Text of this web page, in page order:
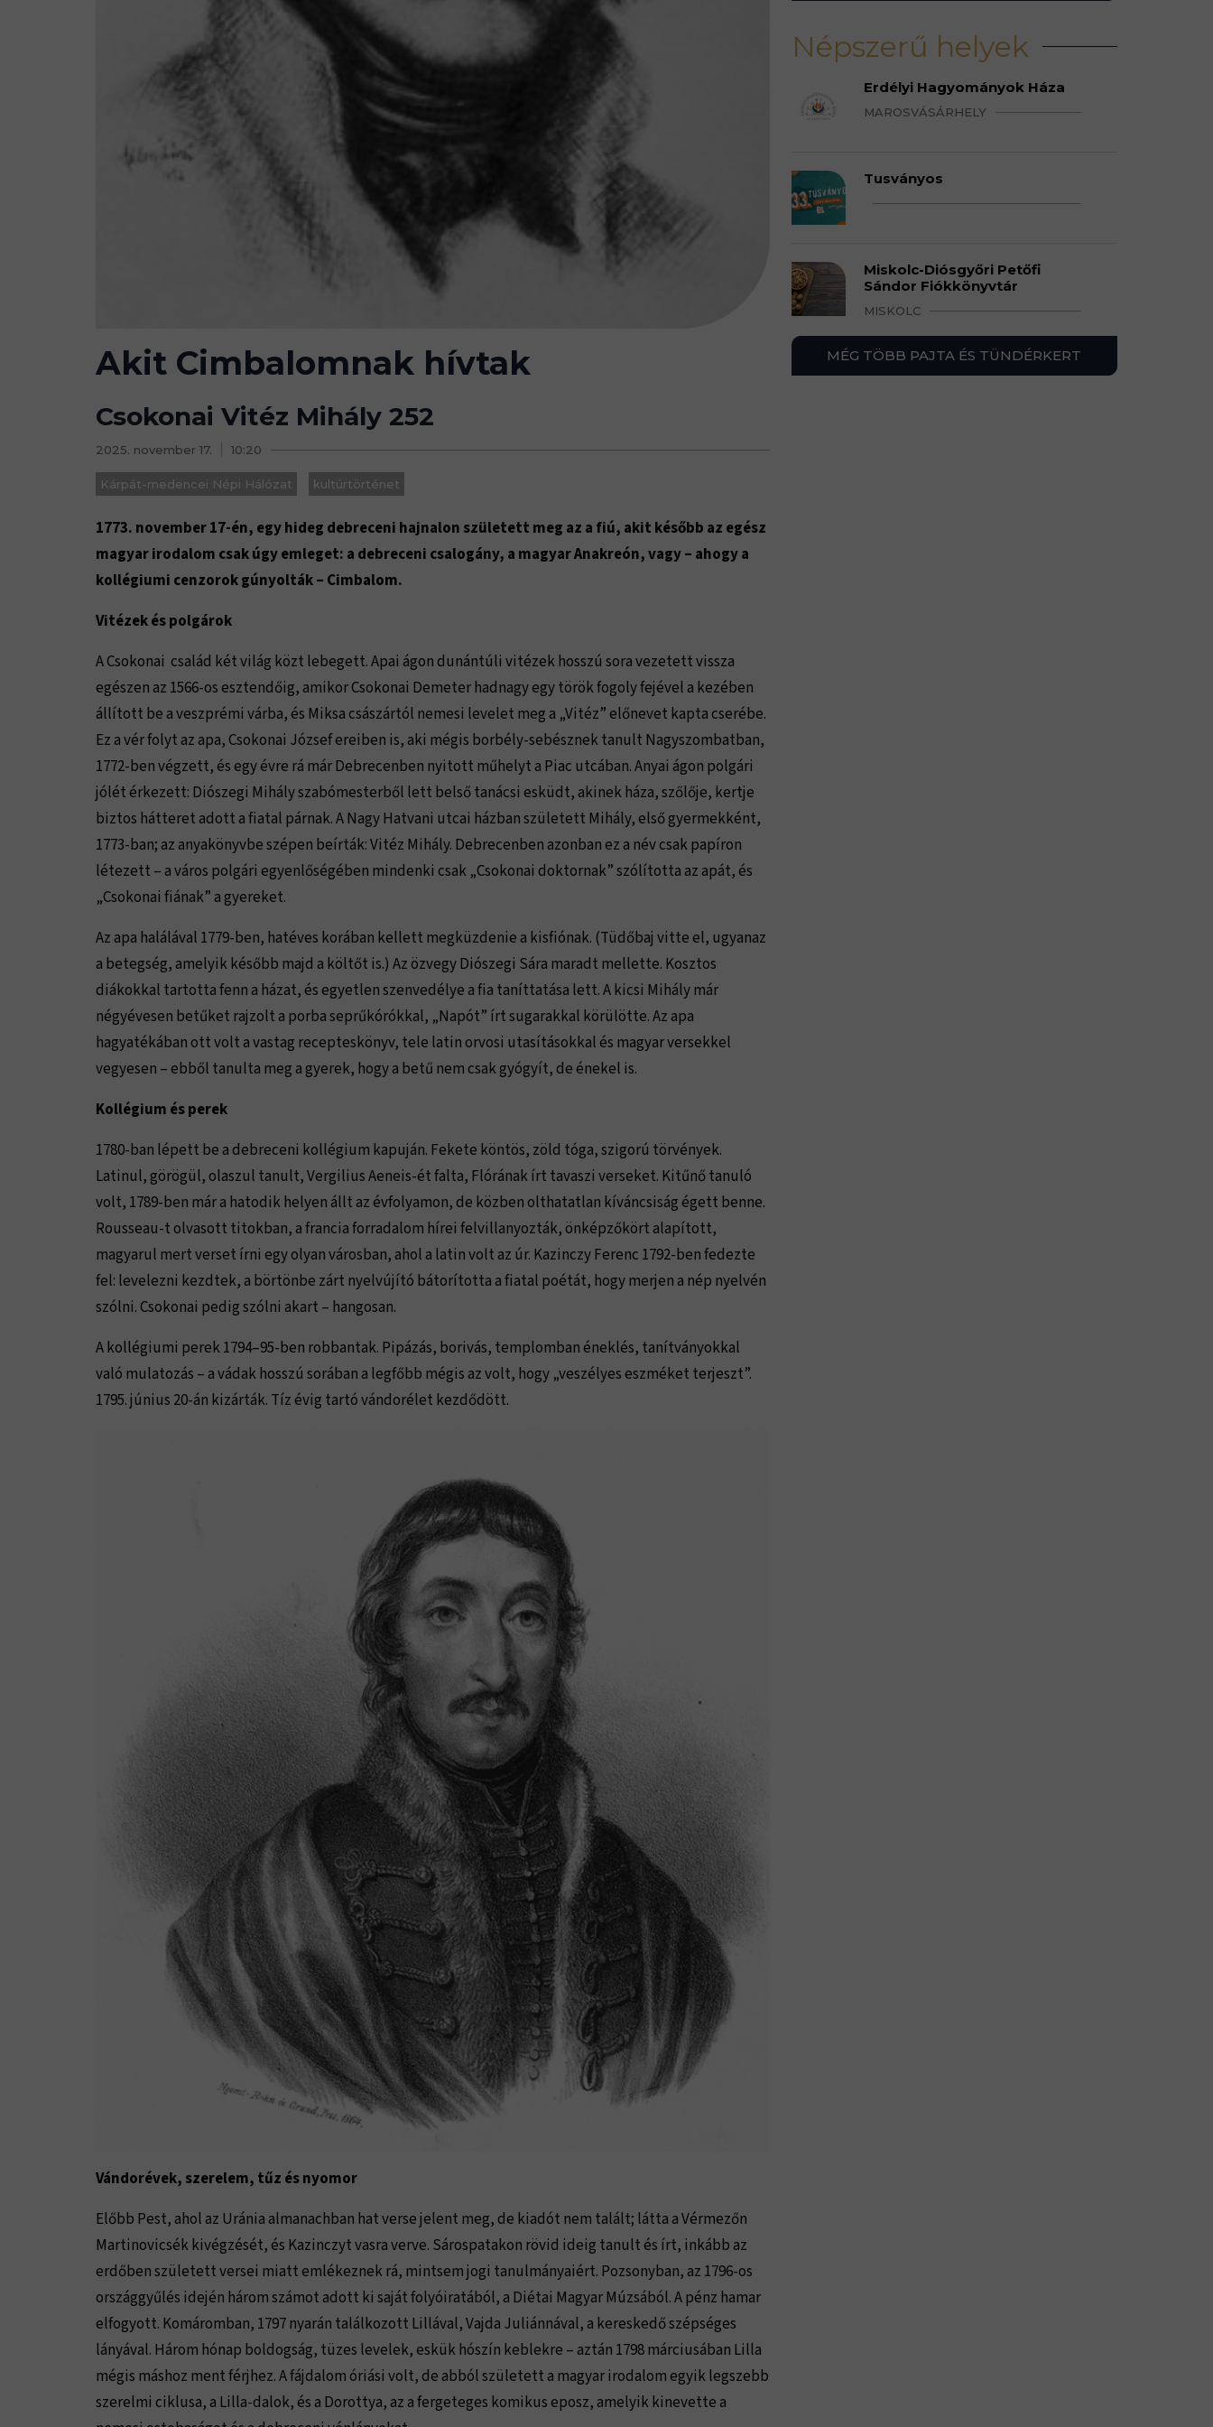
Akit Cimbalomnak hívtak
Csokonai Vitéz Mihály 252
2025. november 17. 10:20
Kárpát-medencei Népi Hálózat kultúrtörténet
1773. november 17-én, egy hideg debreceni hajnalon született meg az a fiú, akit később az egész
magyar irodalom csak úgy emleget: a debreceni csalogány, a magyar Anakreón, vagy – ahogy a
kollégiumi cenzorok gúnyolták – Cimbalom.
Vitézek és polgárok
A Csokonai család két világ közt lebegett. Apai ágon dunántúli vitézek hosszú sora vezetett vissza
egészen az 1566-os esztendőig, amikor Csokonai Demeter hadnagy egy török fogoly fejével a kezében
állított be a veszprémi várba, és Miksa császártól nemesi levelet meg a „Vitéz” előnevet kapta cserébe.
Ez a vér folyt az apa, Csokonai József ereiben is, aki mégis borbély-sebésznek tanult Nagyszombatban,
1772-ben végzett, és egy évre rá már Debrecenben nyitott műhelyt a Piac utcában. Anyai ágon polgári
jólét érkezett: Diószegi Mihály szabómesterből lett belső tanácsi esküdt, akinek háza, szőlője, kertje
biztos hátteret adott a fiatal párnak. A Nagy Hatvani utcai házban született Mihály, első gyermekként,
1773-ban; az anyakönyvbe szépen beírták: Vitéz Mihály. Debrecenben azonban ez a név csak papíron
létezett – a város polgári egyenlőségében mindenki csak „Csokonai doktornak” szólította az apát, és
„Csokonai fiának” a gyereket.
Az apa halálával 1779-ben, hatéves korában kellett megküzdenie a kisfiónak. (Tüdőbaj vitte el, ugyanaz
a betegség, amelyik később majd a költőt is.) Az özvegy Diószegi Sára maradt mellette. Kosztos
diákokkal tartotta fenn a házat, és egyetlen szenvedélye a fia taníttatása lett. A kicsi Mihály már
négyévesen betűket rajzolt a porba seprűkórókkal, „Napót” írt sugarakkal körülötte. Az apa
hagyatékában ott volt a vastag recepteskönyv, tele latin orvosi utasításokkal és magyar versekkel
vegyesen – ebből tanulta meg a gyerek, hogy a betű nem csak gyógyít, de énekel is.
Kollégium és perek
1780-ban lépett be a debreceni kollégium kapuján. Fekete köntös, zöld tóga, szigorú törvények.
Latinul, görögül, olaszul tanult, Vergilius Aeneis-ét falta, Flórának írt tavaszi verseket. Kitűnő tanuló
volt, 1789-ben már a hatodik helyen állt az évfolyamon, de közben olthatatlan kíváncsiság égett benne.
Rousseau-t olvasott titokban, a francia forradalom hírei felvillanyozták, önképzőkört alapított,
magyarul mert verset írni egy olyan városban, ahol a latin volt az úr. Kazinczy Ferenc 1792-ben fedezte
fel: levelezni kezdtek, a börtönbe zárt nyelvújító bátorította a fiatal poétát, hogy merjen a nép nyelvén
szólni. Csokonai pedig szólni akart – hangosan.
A kollégiumi perek 1794–95-ben robbantak. Pipázás, borivás, templomban éneklés, tanítványokkal
való mulatozás – a vádak hosszú sorában a legfőbb mégis az volt, hogy „veszélyes eszméket terjeszt”.
1795. június 20-án kizárták. Tíz évig tartó vándorélet kezdődött.
Vándorévek, szerelem, tűz és nyomor
Előbb Pest, ahol az Uránia almanachban hat verse jelent meg, de kiadót nem talált; látta a Vérmezőn
Martinovicsék kivégzését, és Kazinczyt vasra verve. Sárospatakon rövid ideig tanult és írt, inkább az
erdőben született versei miatt emlékeznek rá, mintsem jogi tanulmányaiért. Pozsonyban, az 1796-os
országgyűlés idején három számot adott ki saját folyóiratából, a Diétai Magyar Múzsából. A pénz hamar
elfogyott. Komáromban, 1797 nyarán találkozott Lillával, Vajda Juliánnával, a kereskedő szépséges
lányával. Három hónap boldogság, tüzes levelek, eskük hószín keblekre – aztán 1798 márciusában Lilla
mégis máshoz ment férjhez. A fájdalom óriási volt, de abból született a magyar irodalom egyik legszebb
szerelmi ciklusa, a Lilla-dalok, és a Dorottya, az a fergeteges komikus eposz, amelyik kinevette a
Népszerű helyek
Erdélyi Hagyományok Háza
MAROSVÁSÁRHELY
Tusványos
Miskolc-Diósgyőri Petőfi
Sándor Fiókkönyvtár
MISKOLC
MÉG TÖBB PAJTA ÉS TÜNDÉRKERT